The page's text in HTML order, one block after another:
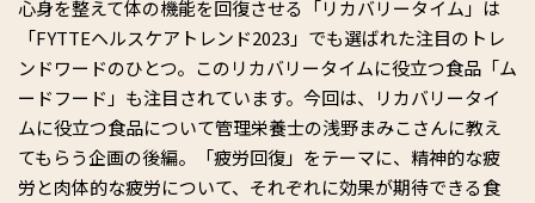
心身を整えて体の機能を回復させる「リカバリータイム」は
「FYTTEヘルスケアトレンド2023」でも選ばれた注目のトレ
ンドワードのひとつ。このリカバリータイムに役立つ食品「ム
ードフード」も注目されています。今回は、リカバリータイ
ムに役立つ食品について管理栄養士の浅野まみこさんに教え
てもらう企画の後編。「疲労回復」をテーマに、精神的な疲
労と肉体的な疲労について、それぞれに効果が期待できる食